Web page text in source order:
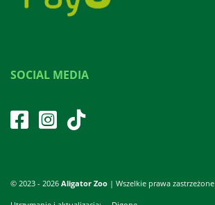
SOCIAL MEDIA
© 2023 - 2026 Aligator Zoo | Wszelkie prawa zastrzeżone